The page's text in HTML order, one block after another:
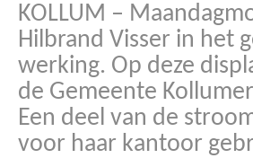
KOLLUM –
Hilbrand Visser in het
werking. Op deze
de Gemeente
Een deel van de
voor haar kantoor